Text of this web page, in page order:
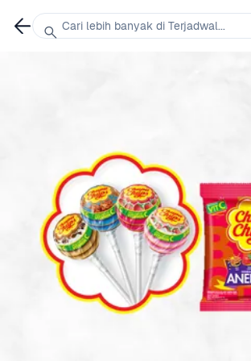
Cari lebih banyak di Terjadwal...